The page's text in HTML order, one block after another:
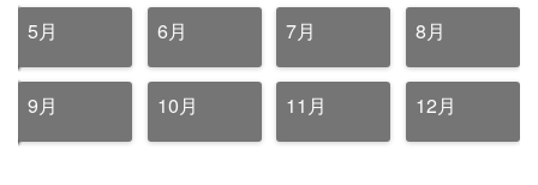
5月 6月 7月 8月
9月 10月 11月 12月